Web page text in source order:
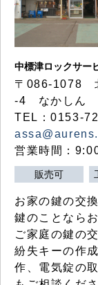
中標津ロックサー
〒086-1078
-4 なかしん
TEL：0153-
営業時間：
販売可
お家の鍵の交
鍵のことなら
ご家庭の鍵の
紛失キーの作
作、電気錠の